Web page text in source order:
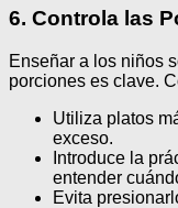
6. Controla las
Enseñar a los niños
porciones es clave.
Utiliza platos
exceso.
Introduce la
entender
Evita